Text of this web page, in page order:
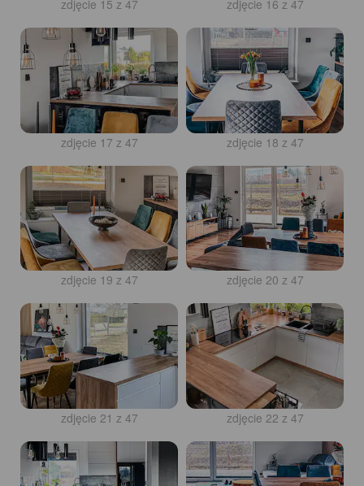
zdjęcie 15 z 47 zdjęcie 16 z 47
zdjęcie 17 z 47 zdjęcie 18 z 47
zdjęcie 19 z 47 zdjęcie 20 z 47
zdjęcie 21 z 47 zdjęcie 22 z 47